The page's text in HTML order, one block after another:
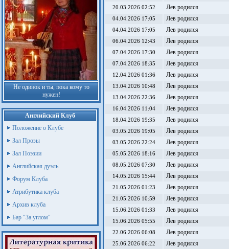
Не одинок и ты, пока кому то
нужен!
Английский Клуб
Положение о Клубе
Зал Прозы
Зал Поэзии
Английская дуэль
Форум Клуба
Атрибутика клуба
Архив клуба
Бар "За углом"
20.03.2026 02:52 Лев родился
04.04.2026 17:05 Лев родился
04.04.2026 17:05 Лев родился
06.04.2026 12:43 Лев родился
07.04.2026 17:30 Лев родился
07.04.2026 18:35 Лев родился
12.04.2026 01:36 Лев родился
13.04.2026 10:48 Лев родился
13.04.2026 22:36 Лев родился
16.04.2026 11:04 Лев родился
18.04.2026 19:35 Лев родился
03.05.2026 19:05 Лев родился
03.05.2026 22:24 Лев родился
05.05.2026 18:16 Лев родился
08.05.2026 07:30 Лев родился
14.05.2026 15:44 Лев родился
21.05.2026 01:23 Лев родился
21.05.2026 10:59 Лев родился
15.06.2026 01:33 Лев родился
15.06.2026 05:55 Лев родился
22.06.2026 06:08 Лев родился
25.06.2026 06:22 Лев родился